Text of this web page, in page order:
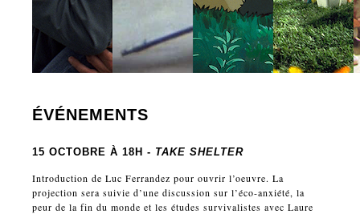
ÉVÉNEMENTS
15 OCTOBRE À 18H - TAKE SHELTER
Introduction de Luc Ferrandez pour ouvrir l’oeuvre. La
projection sera suivie d’une discussion sur l’éco-anxiété, la
peur de la fin du monde et les études survivalistes avec Laure